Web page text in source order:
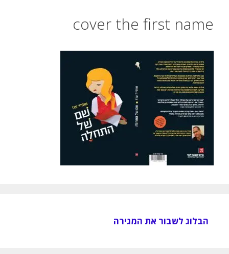
cover the first name
הבלוג לשבור את המגירה